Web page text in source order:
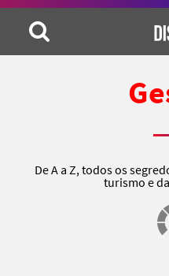
De A a Z, todos os
turismo e